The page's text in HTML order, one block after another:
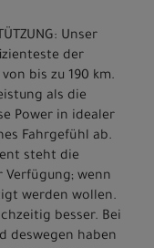
Unser
der
bis zu 190 km.
als die
Power in idealer
Fahrgefühl ab.
steht die
wenn
werden wollen.
besser. Bei
deswegen haben